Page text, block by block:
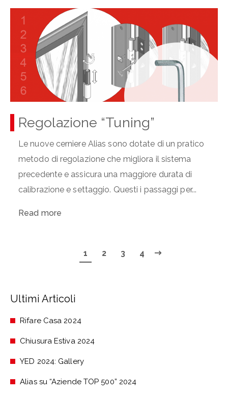
Regolazione “Tuning”
Le nuove cerniere Alias sono dotate di un pratico
metodo di regolazione che migliora il sistema
precedente e assicura una maggiore durata di
calibrazione e settaggio. Questi i passaggi per...
Read more
1 2 3 4
Ultimi Articoli
Rifare Casa 2024
Chiusura Estiva 2024
YED 2024: Gallery
Alias su “Aziende TOP 500” 2024